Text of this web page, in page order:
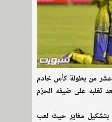
عشر من بطولة كأس خادم
تغلبه على ضيفه الحزم
بتشكيل مغاير حيث لعب